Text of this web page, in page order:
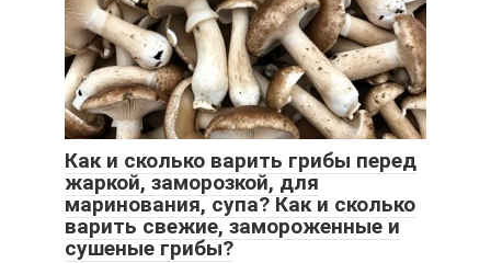
Как и сколько варить грибы перед
жаркой, заморозкой, для
маринования, супа? Как и сколько
варить свежие, замороженные и
сушеные грибы?